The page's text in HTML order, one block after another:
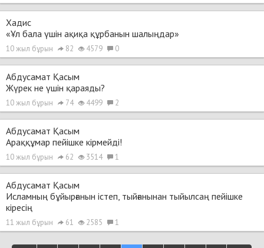
Хадис
«Ұл бала үшін ақиқа құрбанын шалыңдар»
10 жыл бұрын 82 4579 0
Абдусамат Қасым
Жүрек не үшін қараяды?
10 жыл бұрын 74 4499 2
Абдусамат Қасым
Араққұмар пейішке кірмейді!
10 жыл бұрын 62 3514 1
Абдусамат Қасым
Исламның бұйырғанын істеп, тыйғанынан тыйылсаң пейішке
кіресің
11 жыл бұрын 61 2585 1